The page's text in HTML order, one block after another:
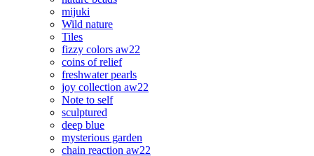
mijuki
Wild nature
Tiles
fizzy colors aw22
coins of relief
freshwater pearls
joy collection aw22
Note to self
sculptured
deep blue
mysterious garden
chain reaction aw22